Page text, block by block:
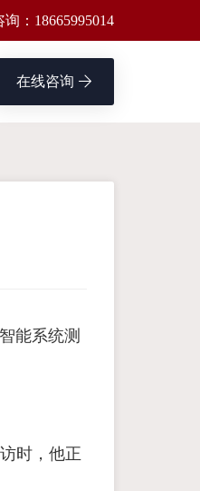
：18665995014
在线咨询
能系统测
时，他正